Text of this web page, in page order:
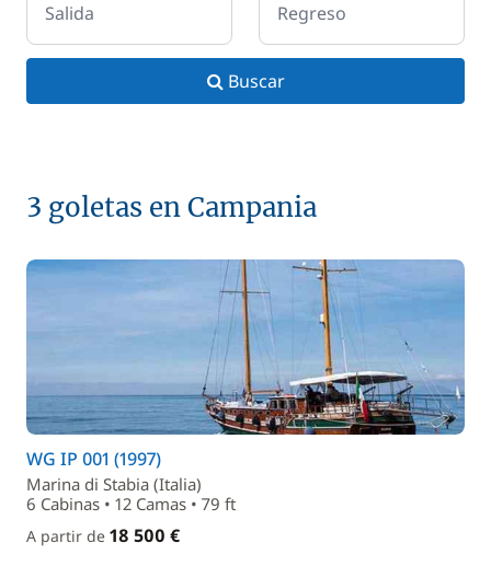
Salida Regreso
Buscar
3 goletas en Campania
WG IP 001 (1997)
Marina di Stabia (Italia)
6 Cabinas • 12 Camas • 79 ft
A partir de 18 500 €